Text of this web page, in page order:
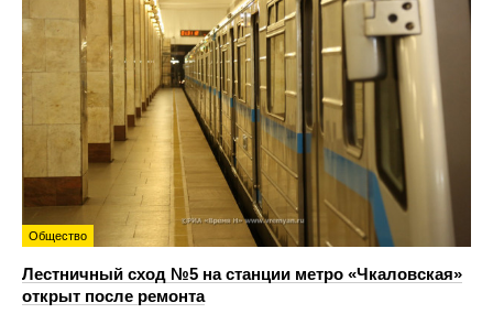
Общество
Лестничный сход №5 на станции метро «Чкаловская»
открыт после ремонта